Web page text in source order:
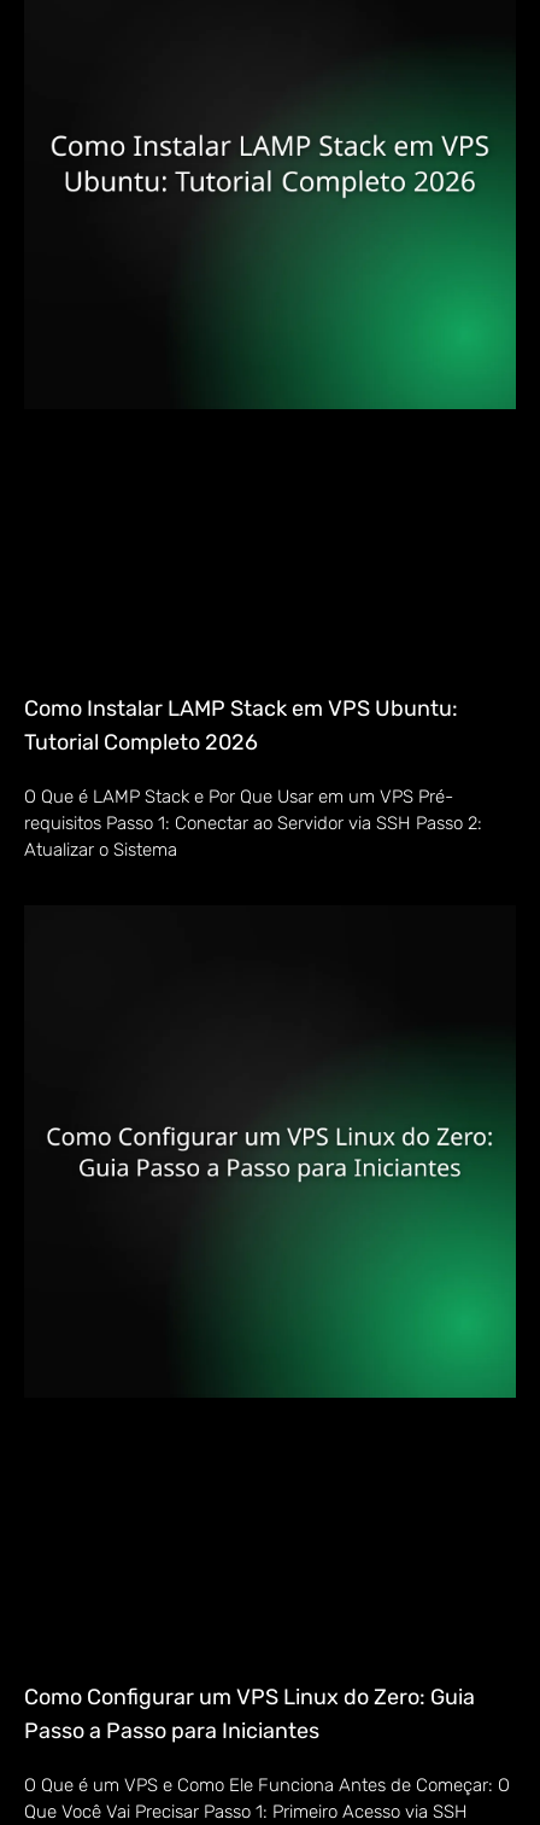
Como Instalar LAMP Stack em VPS Ubuntu:
Tutorial Completo 2026
O Que é LAMP Stack e Por Que Usar em um VPS Pré-
requisitos Passo 1: Conectar ao Servidor via SSH Passo 2:
Atualizar o Sistema
Como Configurar um VPS Linux do Zero: Guia
Passo a Passo para Iniciantes
O Que é um VPS e Como Ele Funciona Antes de Começar: O
Que Você Vai Precisar Passo 1: Primeiro Acesso via SSH